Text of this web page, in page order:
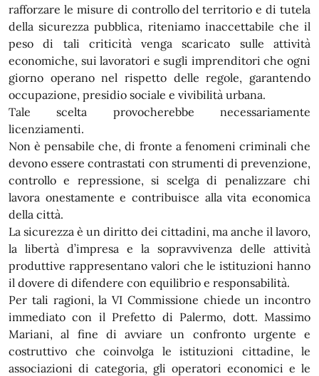
rafforzare le misure di controllo del territorio e di tutela
della sicurezza pubblica, riteniamo inaccettabile che il
peso di tali criticità venga scaricato sulle attività
economiche, sui lavoratori e sugli imprenditori che ogni
giorno operano nel rispetto delle regole, garantendo
occupazione, presidio sociale e vivibilità urbana.
Tale scelta provocherebbe necessariamente
licenziamenti.
Non è pensabile che, di fronte a fenomeni criminali che
devono essere contrastati con strumenti di prevenzione,
controllo e repressione, si scelga di penalizzare chi
lavora onestamente e contribuisce alla vita economica
della città.
La sicurezza è un diritto dei cittadini, ma anche il lavoro,
la libertà d’impresa e la sopravvivenza delle attività
produttive rappresentano valori che le istituzioni hanno
il dovere di difendere con equilibrio e responsabilità.
Per tali ragioni, la VI Commissione chiede un incontro
immediato con il Prefetto di Palermo, dott. Massimo
Mariani, al fine di avviare un confronto urgente e
costruttivo che coinvolga le istituzioni cittadine, le
associazioni di categoria, gli operatori economici e le